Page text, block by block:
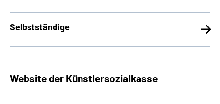
Selbstständige
Website der Künstlersozialkasse